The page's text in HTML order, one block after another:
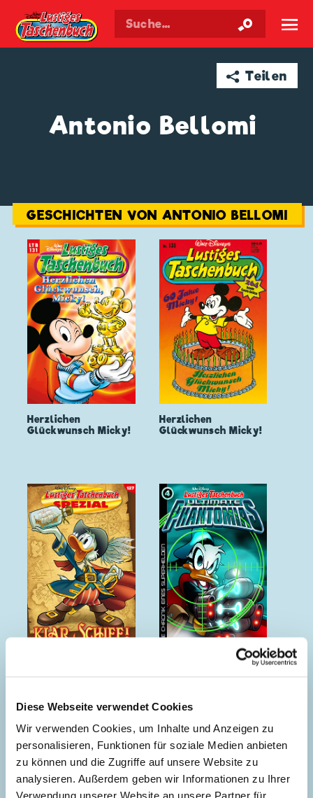
Diese Webseite verwendet Cookies
Wir verwenden Cookies, um Inhalte und Anzeigen zu
personalisieren, Funktionen für soziale Medien anbieten
zu können und die Zugriffe auf unsere Website zu
analysieren. Außerdem geben wir Informationen zu Ihrer
Verwendung unserer Website an unsere Partner für
Walt Disneys Taschenbuch ☰
➦ Teilen
Antonio Bellomi
GESCHICHTEN VON ANTONIO BELLOMI
Herzlichen
Glückwunsch Micky!
Herzlichen
Glückwunsch Micky!
Phantomias - Die